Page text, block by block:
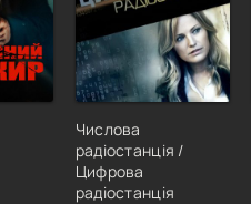
Числова
радіостанція /
Цифрова
радіостанція